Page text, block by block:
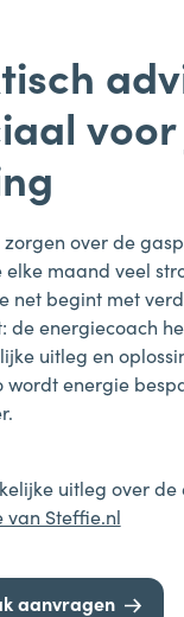
over de
maand veel
net begint met
de energiecoach
uitleg en
wordt energie
uitleg over
van Steffie.nl
aanvragen